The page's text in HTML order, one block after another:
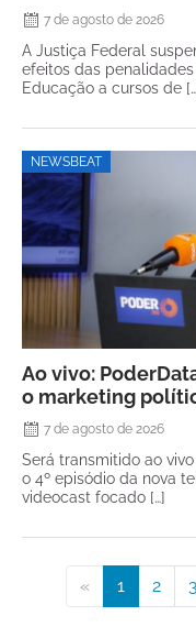
7 de agosto de 2026
A Justiça Federal
efeitos das
Educação a cursos de
NEWSBEAT
Ao vivo:
o marketing
7 de agosto de 2026
Será transmitido ao vivo
o 4º episódio da nova
videocast focado […]
« 1 2 3